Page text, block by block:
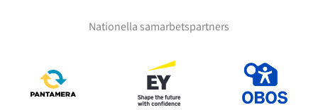
Nationella samarbetspartners